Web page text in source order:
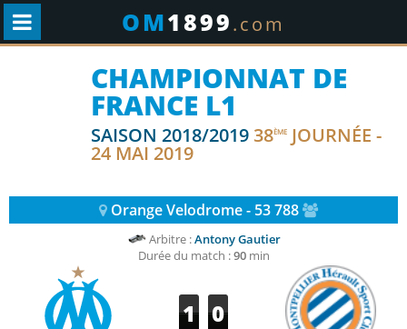
OM1899.com
CHAMPIONNAT DE
FRANCE L1
SAISON 2018/201938ÈME JOURNÉE -
24 MAI 2019
Orange Velodrome - 53 788
Arbitre :Antony Gautier
Durée du match :90min
1 0